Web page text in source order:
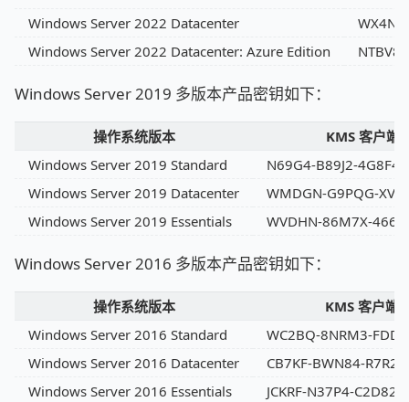
Windows Server 2022 Datacenter
Windows Server 2022 Datacenter: Azure Edition
Windows Server 2019 多版本产品密钥如下：
操作系统版本
KMS 客户端
Windows Server 2019 Standard
N69G4-B89J2-4G8F4-
Windows Server 2019 Datacenter
WMDGN-G9PQG-
Windows Server 2019 Essentials
WVDHN-86M7X-
Windows Server 2016 多版本产品密钥如下：
操作系统版本
KMS 客户端
Windows Server 2016 Standard
WC2BQ-8NRM3-
Windows Server 2016 Datacenter
CB7KF-BWN84-
Windows Server 2016 Essentials
JCKRF-N37P4-C2D82-